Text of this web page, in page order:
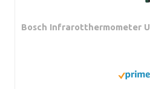
Bosch Infrarotthermometer